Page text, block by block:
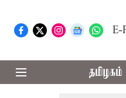
E-
தமிழகம்